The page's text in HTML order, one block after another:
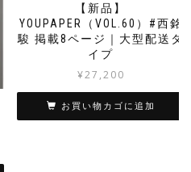
【新品】
YOUPAPER（VOL.60）#西銘
駿 掲載8ページ｜大型配送タ
イプ
¥27,200
お買い物カゴに追加